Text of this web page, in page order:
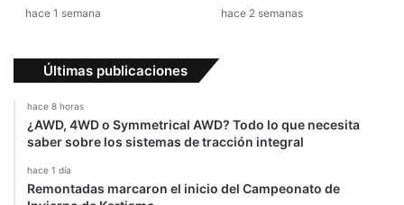
hace 1 semana hace 2 semanas
Últimas publicaciones
hace 8 horas
¿AWD, 4WD o Symmetrical AWD? Todo lo que necesita
saber sobre los sistemas de tracción integral
hace 1 día
Remontadas marcaron el inicio del Campeonato de